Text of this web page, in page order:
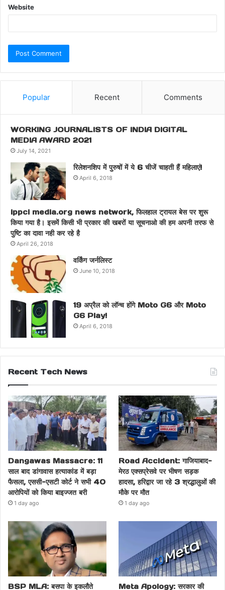
Website
Popular Recent Comments
WORKING JOURNALISTS OF INDIA DIGITAL
MEDIA AWARD 2021
July 14, 2021
रिलेशनशिप में पुरुषों में ये 6 चीजें चाहती हैं महिलाएं!
April 6, 2018
ippci media.org news network, फिलहाल ट्रायल बेस पर शुरू
किया गया है। इसमें किसी भी प्रकार की खबरों या सूचनाओ की हम अपनी तरफ से
पुष्टि का दावा नही कर रहे है
April 26, 2018
वर्किंग जर्नलिस्ट
June 10, 2018
19 अप्रैल को लॉन्च होंगे Moto G6 और Moto
G6 Play!
April 6, 2018
Recent Tech News
Dangawas Massacre: 11
साल बाद डांगावास हत्याकांड में बड़ा
फैसला, एससी-एसटी कोर्ट ने सभी 40
आरोपियों को किया बाइज्जत बरी
1 day ago
Road Accident: गाजियाबाद-
मेरठ एक्सप्रेसवे पर भीषण सड़क
हादसा, हरिद्वार जा रहे 3 श्रद्धालुओं की
मौके पर मौत
1 day ago
BSP MLA: बसपा के इकलौते
Meta Apology: सरकार की